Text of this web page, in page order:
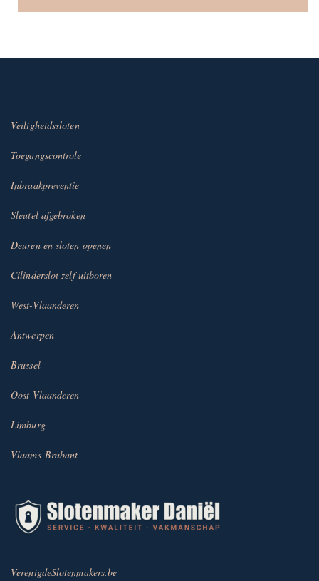
Veiligheidssloten
Toegangscontrole
Inbraakpreventie
Sleutel afgebroken
Deuren en sloten openen
Cilinderslot zelf uitboren
West-Vlaanderen
Antwerpen
Brussel
Oost-Vlaanderen
Limburg
Vlaams-Brabant
VerenigdeSlotenmakers.be